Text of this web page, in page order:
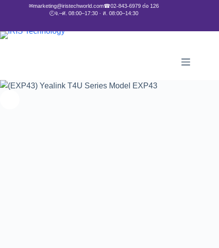
✉marketing@iristechworld.com☎02-843-6979 ต่อ 126
🕘จ.–ศ. 08:00–17:30 · ส. 08:00–14:30